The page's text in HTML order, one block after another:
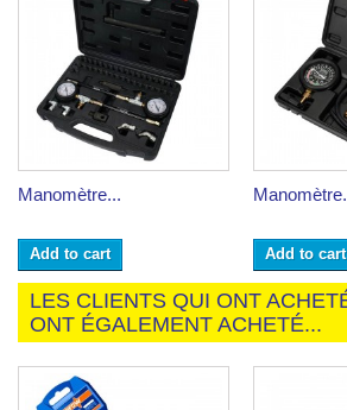
Manomètre...
Add to cart Add to cart
LES CLIENTS QUI ONT
ONT ÉGALEMENT ACHETÉ...